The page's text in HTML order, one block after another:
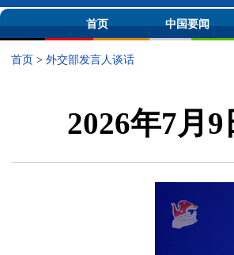
首页 中国要闻
首页 > 外交部发言人谈话
2026年7月